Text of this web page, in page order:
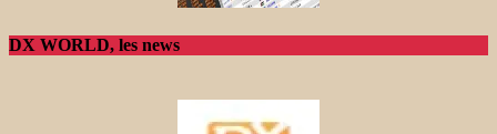
DX WORLD, les news